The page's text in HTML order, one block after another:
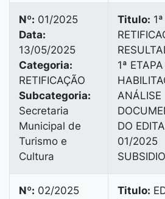
Nº: 01/2025
Data:
13/05/2025
Categoria:
RETIFICAÇÃO
Subcategoria:
Secretaria
Municipal de
Turismo e
Cultura
Titulo: 1ª
1ª
ANÁLISE
DO
01/2025
Nº: 02/2025
Titulo: